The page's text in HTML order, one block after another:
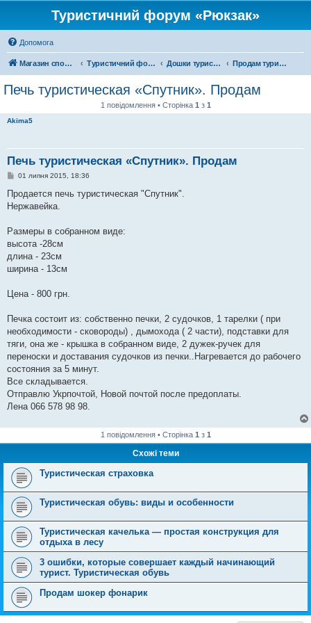
Туристичний форум «Рюкзак»
Допомога
Магазин спорядження Туристичний форум «Рюкзак» Дошки туристичних оголошень Продам туристичне спорядження
Печь туристическая «Спутник». Продам
1 повідомлення • Сторінка 1 з 1
Akima5
Печь туристическая «Спутник». Продам
П
в
д
л
е
н
я
01 липня 2015, 18:36
Продается печь туристическая "Спутник".
Нержавейка.
Размеры в собранном виде:
высота -28см
длина - 23см
ширина - 13см
Цена - 800 грн.
Печка состоит из: собственно печки, 2 судочков, 1 тарелки ( при
необходимости - сковороды) , дымохода ( 2 части), подставки для
тяги, она же - крышка в собранном виде, 2 дужек-ручек для
переноски и доставания судочков из печки..Нагревается до рабочего
состояния за 5 минут.
Все складывается.
Отправлю Укрпочтой, Новой почтой после предоплаты.
Лена 066 578 98 98.
1 повідомлення • Сторінка 1 з 1
Схожі теми
Туристическая страховка
Туристическая обувь: виды и особенности
Туристическая качелька — простая конструкция для
отдыха в лесу
3 ошибки, которые совершает каждый начинающий
турист. Туристическая обувь
Продам шокер фонарик